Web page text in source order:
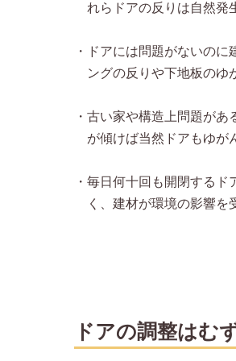
れらドアの反りは自然発
・ドアには問題がないの
ングの反りや下地板のゆ
・古い家や構造上問題が
が傾けば当然ドアもゆが
・毎日何十回も開閉する
く、建材が環境の影響を
ドアの調整はむ